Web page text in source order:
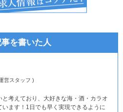
を書いた人
営スタッフ )
考えており、大好きな海・酒・カラオ
ます！1日でも早く実現できるように